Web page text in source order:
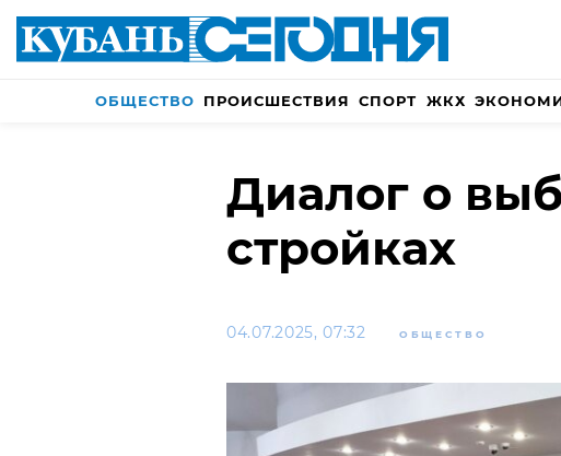
ОБЩЕСТВО ПРОИСШЕСТВИЯ СПОРТ ЖКХ
Диалог о
стройках
04.07.2025, 07:32 ОБЩЕСТВО